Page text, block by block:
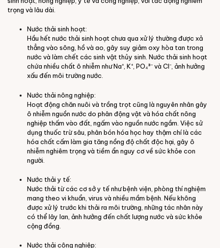
trọng và lâu dài.
Nước thải sinh hoạt:
Hầu hết nước thải sinh hoạt chưa qua xử lý thường được xả
thẳng vào sông, hồ và ao, gây suy giảm oxy hòa tan trong
nước và làm chết các sinh vật thủy sinh. Nước thải sinh hoạt
chứa nhiều chất ô nhiễm như Na⁺, K⁺, PO₄³⁻ và Cl⁻, ảnh hưởng
xấu đến môi trường nước.
Nước thải nông nghiệp:
Hoạt động chăn nuôi và trồng trọt cũng là nguyên nhân gây
ô nhiễm nguồn nước do phân động vật và hóa chất nông
nghiệp thấm vào đất, ngấm vào nguồn nước ngầm. Việc sử
dụng thuốc trừ sâu, phân bón hóa học hay thậm chí là các
hóa chất cấm làm gia tăng nồng độ chất độc hại, gây ô
nhiễm nghiêm trọng và tiềm ẩn nguy cơ về sức khỏe con
người.
Nước thải y tế:
Nước thải từ các cơ sở y tế như bệnh viện, phòng thí nghiệm
mang theo vi khuẩn, virus và nhiều mầm bệnh. Nếu không
được xử lý trước khi thải ra môi trường, những tác nhân này
có thể lây lan, ảnh hưởng đến chất lượng nước và sức khỏe
cộng đồng.
Nước thải công nghiệp: